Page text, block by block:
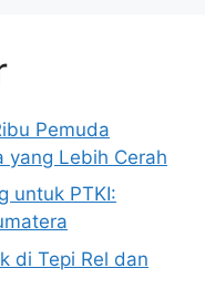
Pemuda
yang Lebih Cerah
untuk PTKI:
di Tepi Rel dan